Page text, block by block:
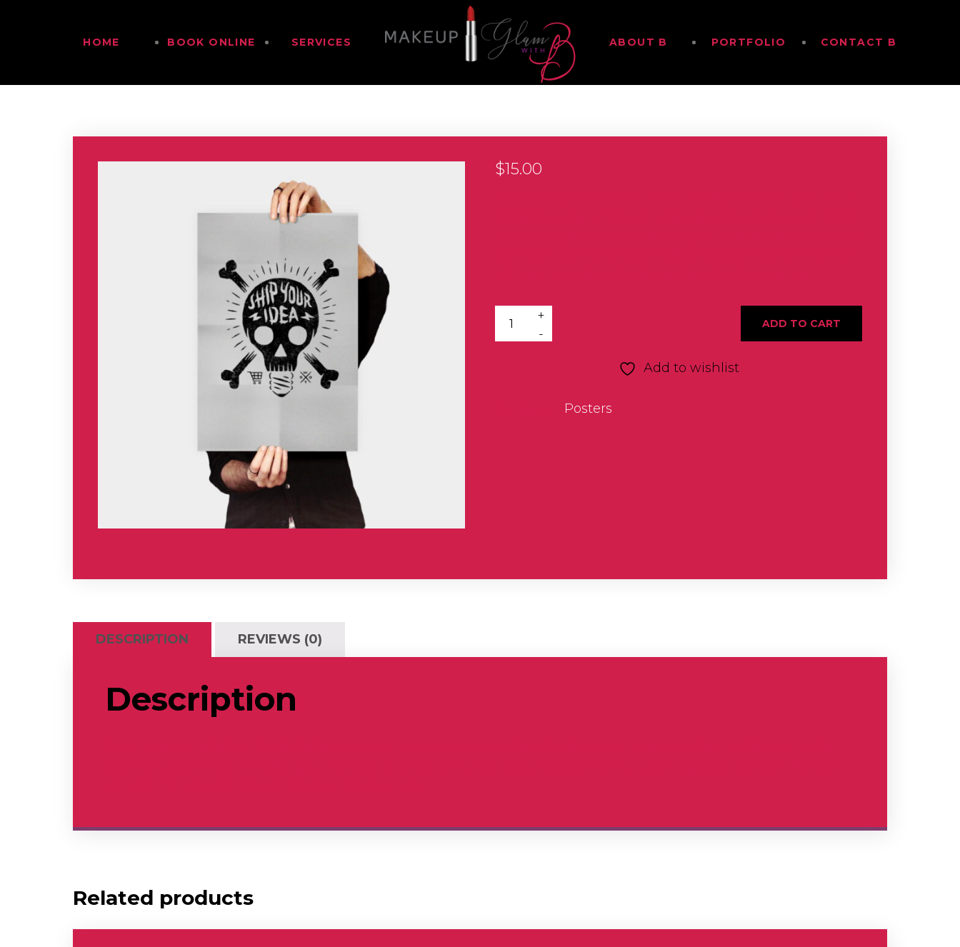
HOME BOOK ONLINE SERVICES ABOUT B PORTFOLIO CONTACT B
$15.00
ADD TO CART
Add to wishlist
Posters
DESCRIPTION REVIEWS (0)
Description
Related products